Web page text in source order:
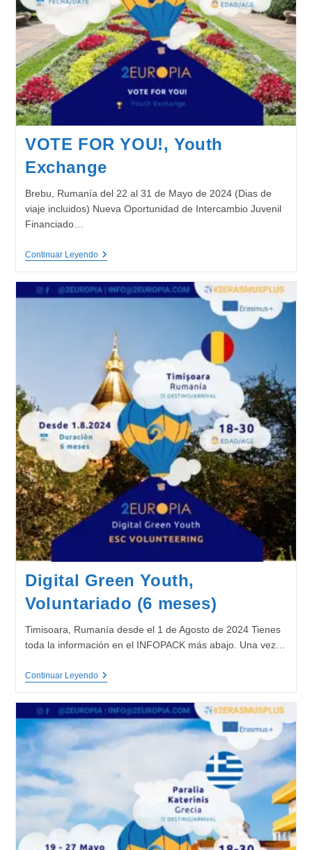
VOTE FOR YOU!, Youth
Exchange
Brebu, Rumanía del 22 al 31 de Mayo de 2024 (Dias de
viaje incluidos) Nueva Oportunidad de Intercambio Juvenil
Financiado…
Continuar LeyendoVOTE
Youth
Exchange
Digital Green Youth,
Voluntariado (6 meses)
Timisoara, Rumanía desde el 1 de Agosto de 2024 Tienes
toda la información en el INFOPACK más abajo. Una vez…
Continuar LeyendoDigital
Voluntariado
(6
Meses)